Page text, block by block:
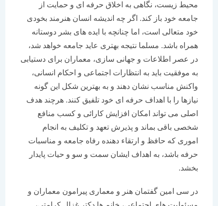
محیط زیست، نگاهی به اخلاق حرفه ای و حمایت از
جامعه خود باز کند. اگر چه اندیشه انسان هنرمند بخودی
خود متعالی است، اما چنانچه با ایده های بشر دوستانه
همراه باشد. مسلما نتیجه بهتری عاید جامعه خواهد شد،
در عصر اطلاعات و جهانی سازی، معماران برای دستیابی
به موفقیت باید به انتظارات اجتماعی و احکام انسانی،
واکنش مناسب نشان دهند و به بهترین شکل این گونه
نیازها را با اهداف حرفه ای خود تلفیق کنند. هرچند هدف
اصلی می تواند امکان افزایش کارائی و کسب منافع
شخصی باقی بماند و پذیرش تعهد و تکلیف به انجام
اموری که حافظ و ارتقاء دهنده رفاه جامعه و مناسبات
حرفه باشد، به اهداف ایشان سمت و سو و حیات پایدار
در سی امین گفتمان هنر و معماری پیرامون معماران و